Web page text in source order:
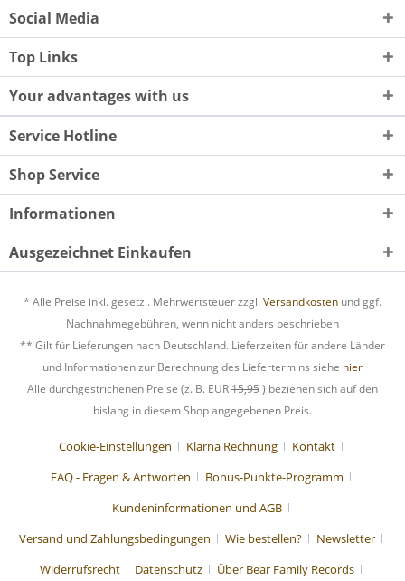
Social Media
Top Links
Your advantages with us
Service Hotline
Shop Service
Informationen
Ausgezeichnet Einkaufen
* Alle Preise inkl. gesetzl. Mehrwertsteuer zzgl. Versandkosten und ggf.
Nachnahmegebühren, wenn nicht anders beschrieben
** Gilt für Lieferungen nach Deutschland. Lieferzeiten für andere Länder
und Informationen zur Berechnung des Liefertermins siehe hier
Alle durchgestrichenen Preise (z. B. EUR15,95) beziehen sich auf den
bislang in diesem Shop angegebenen Preis.
Cookie-Einstellungen Klarna Rechnung
Kontakt
FAQ - Fragen & Antworten
Bonus-Punkte-Programm
Kundeninformationen und AGB
Versand und Zahlungsbedingungen
Wie bestellen?
Newsletter
Widerrufsrecht
Datenschutz Über Bear Family Records